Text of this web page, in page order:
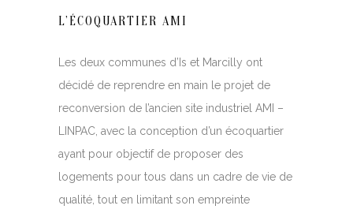
L’ÉCOQUARTIER AMI
Les deux communes d’Is et Marcilly ont
décidé de reprendre en main le projet de
reconversion de l’ancien site industriel AMI –
LINPAC, avec la conception d’un écoquartier
ayant pour objectif de proposer des
logements pour tous dans un cadre de vie de
qualité, tout en limitant son empreinte